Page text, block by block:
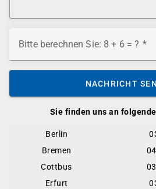
Sie finden uns an
Berlin
Bremen
Cottbus
Erfurt
Bitte berechnen Sie: 8 + 6 = ?
NACHRICHT